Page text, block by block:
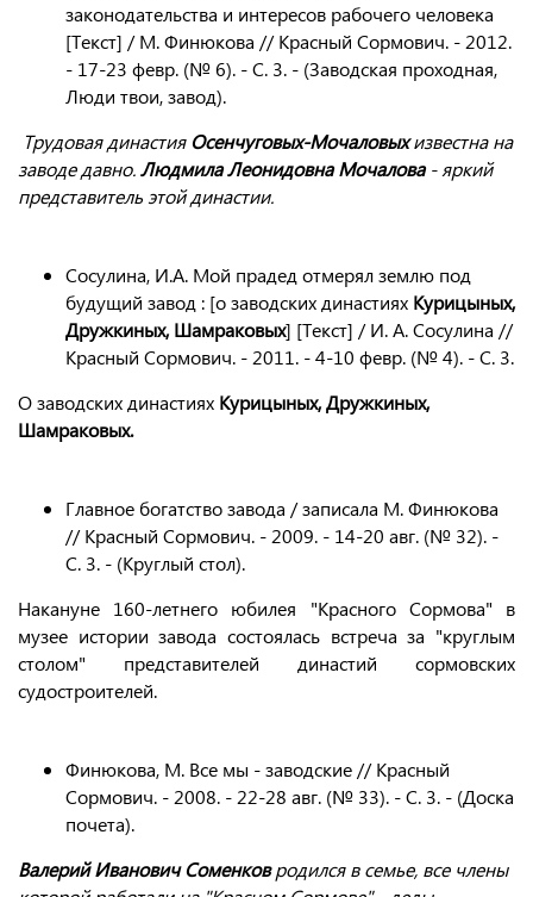
законодательства и интересов рабочего человека
[Текст] / М. Финюкова // Красный Сормович. - 2012.
- 17-23 февр. (№ 6). - С. 3. - (Заводская проходная,
Люди твои, завод).
Трудовая династия Осенчуговых-Мочаловыхизвестна на
заводе давно.Людмила Леонидовна Мочалова- яркий
представитель этой династии.
Сосулина, И.А. Мой прадед отмерял землю под
будущий завод : [о заводских династиях Курицыных,
Дружкиных, Шамраковых] [Текст] / И. А. Сосулина //
Красный Сормович. - 2011. - 4-10 февр. (№ 4). - С. 3.
О заводских династиях Курицыных, Дружкиных,
Шамраковых.
Главное богатство завода / записала М. Финюкова
// Красный Сормович. - 2009. - 14-20 авг. (№ 32). -
С. 3. - (Круглый стол).
Накануне 160-летнего юбилея "Красного Сормова" в
музее истории завода состоялась встреча за "круглым
столом" представителей династий сормовских
судостроителей.
Финюкова, М. Все мы - заводские // Красный
Сормович. - 2008. - 22-28 авг. (№ 33). - С. 3. - (Доска
почета).
Валерий Иванович Соменковродился в семье, все члены